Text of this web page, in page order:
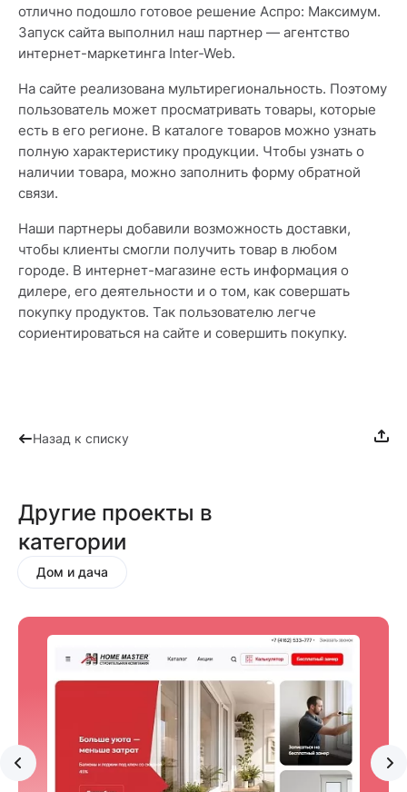
отлично подошло готовое решение Аспро: Максимум.
Запуск сайта выполнил наш партнер — агентство
интернет-маркетинга Inter-Web.
На сайте реализована мультирегиональность. Поэтому
пользователь может просматривать товары, которые
есть в его регионе. В каталоге товаров можно узнать
полную характеристику продукции. Чтобы узнать о
наличии товара, можно заполнить форму обратной
связи.
Наши партнеры добавили возможность доставки,
чтобы клиенты смогли получить товар в любом
городе. В интернет-магазине есть информация о
дилере, его деятельности и о том, как совершать
покупку продуктов. Так пользователю легче
сориентироваться на сайте и совершить покупку.
Назад к списку
Другие проекты в
категории
Дом и дача